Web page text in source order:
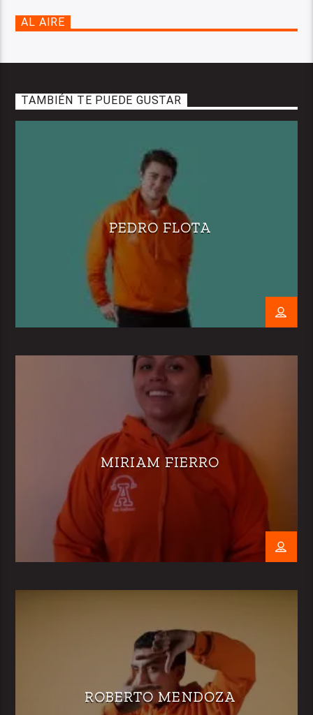
AL AIRE
TAMBIÉN TE PUEDE GUSTAR
PEDRO FLOTA
MIRIAM FIERRO
ROBERTO MENDOZA